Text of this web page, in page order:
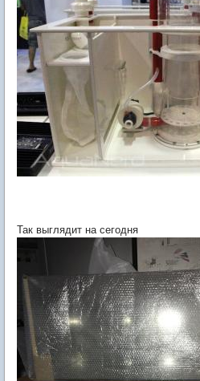
Так выглядит на сегодня